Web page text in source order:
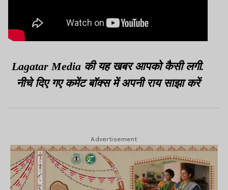
Lagatar Media की यह खबर आपको कैसी लगी.
नीचे दिए गए कमेंट बॉक्स में अपनी राय साझा करें
Advertisement